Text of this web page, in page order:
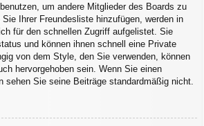
um andere Mitglieder des Boards zu
Ihrer Freundesliste hinzufügen, werden in
für den schnellen Zugriff aufgelistet. Sie
und können ihnen schnell eine Private
von dem Style, den Sie verwenden, können
hervorgehoben sein. Wenn Sie einen
sehen Sie seine Beiträge standardmäßig nicht.